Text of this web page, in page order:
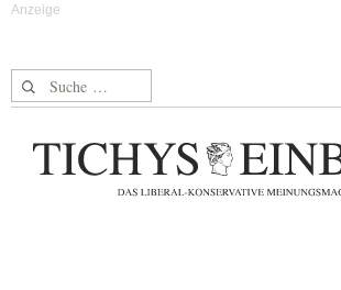
Suche nach: